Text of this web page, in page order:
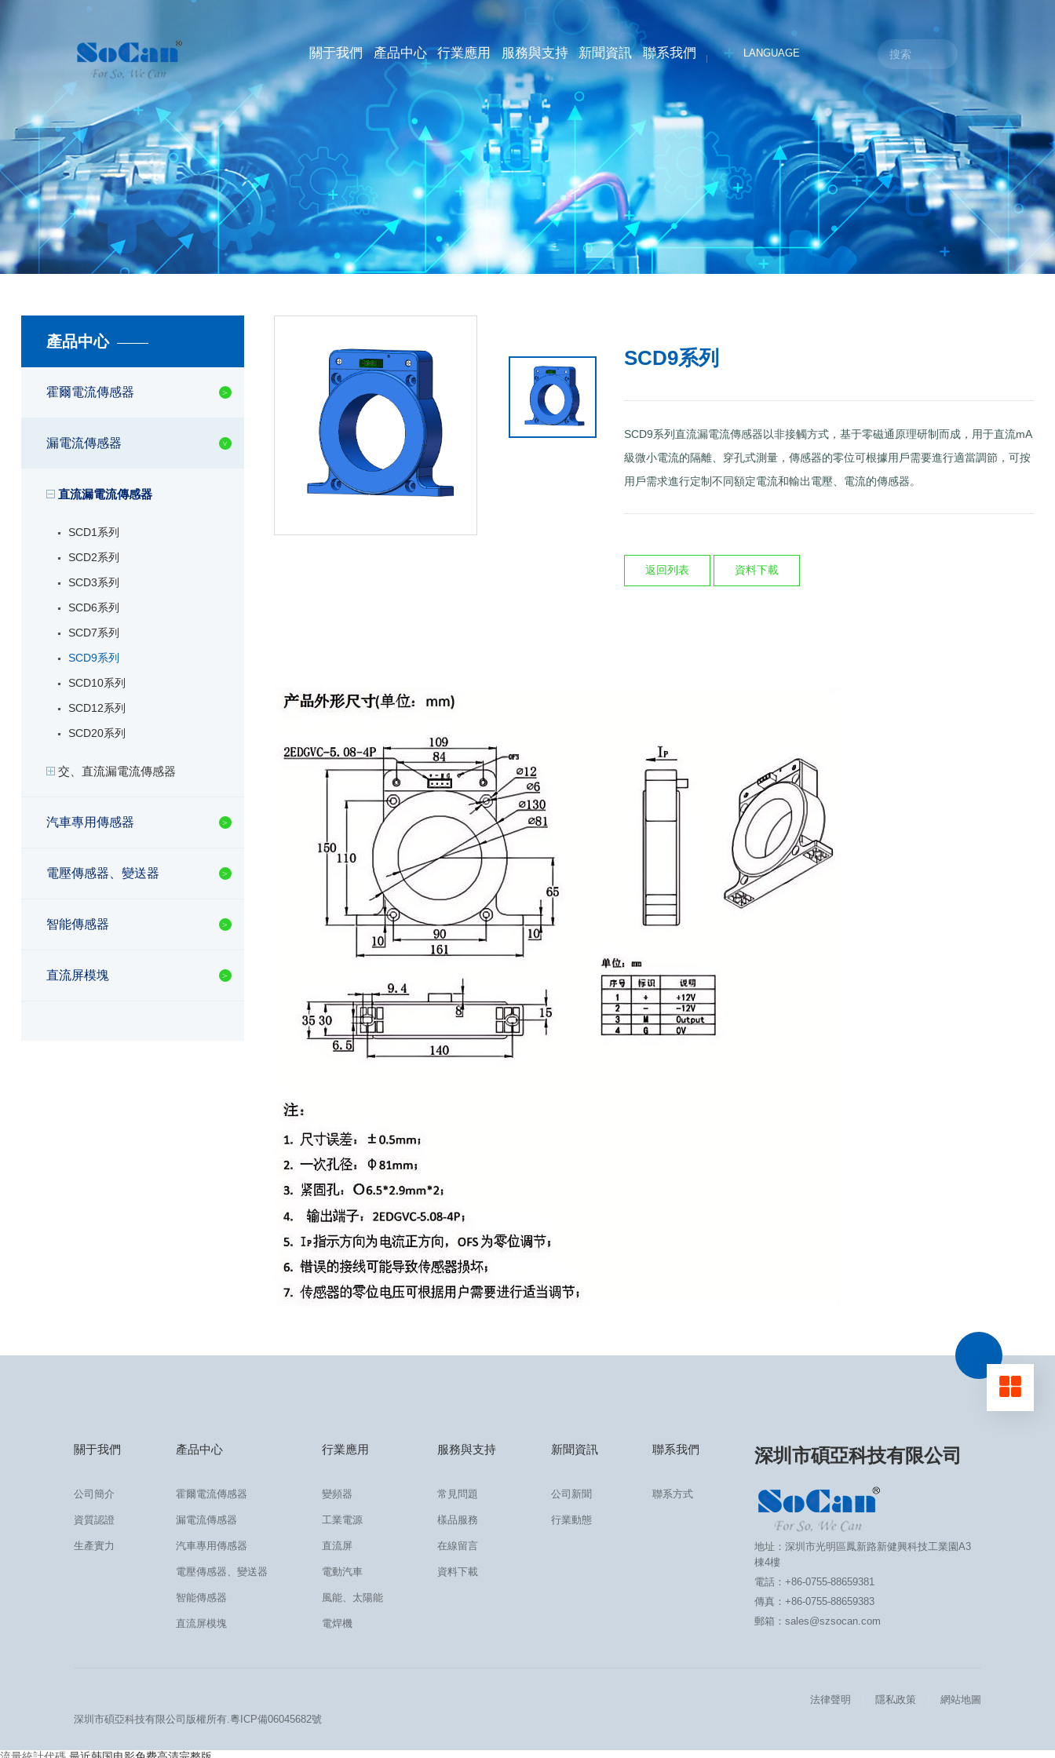
LANGUAGE
關于我們 產品中心 行業應用 服務與支持 新聞資訊 聯系我們
產品中心
霍爾電流傳感器
漏電流傳感器
直流漏電流傳感器
SCD1系列
SCD2系列
SCD3系列
SCD6系列
SCD7系列
SCD9系列
SCD10系列
SCD12系列
SCD20系列
交、直流漏電流傳感器
汽車專用傳感器
電壓傳感器、變送器
智能傳感器
直流屏模塊
SCD9系列
SCD9系列直流漏電流傳感器以非接觸方式，基于零磁通原理研制而成，用于直流mA
級微小電流的隔離、穿孔式測量，傳感器的零位可根據用戶需要進行適當調節，可按
用戶需求進行定制不同額定電流和輸出電壓、電流的傳感器。
返回列表 資料下載
關于我們
公司簡介
資質認證
生產實力
產品中心
霍爾電流傳感器
漏電流傳感器
汽車專用傳感器
電壓傳感器、變送器
智能傳感器
直流屏模塊
行業應用
變頻器
工業電源
直流屏
電動汽車
風能、太陽能
電焊機
服務與支持
常見問題
樣品服務
在線留言
資料下載
新聞資訊
公司新聞
行業動態
聯系我們
聯系方式
深圳市碩亞科技有限公司
地址：深圳市光明區鳳新路新健興科技工業園A3
棟4樓
電話：+86-0755-88659381
傳真：+86-0755-88659383
郵箱：sales@szsocan.com
法律聲明 隱私政策
網站地圖
深圳市碩亞科技有限公司版權所有.粵ICP備06045682號